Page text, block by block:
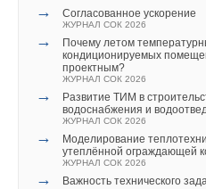
→ Согласованное ускорение
ЖУРНАЛ СОК 2026
→
Почему летом
кондиционируемых
проектным?
ЖУРНАЛ СОК 2026
→
Развитие ТИМ в
водоснабжения и
ЖУРНАЛ СОК 2026
→
Моделирование
утеплённой ограждающей
ЖУРНАЛ СОК 2026
→
Важность технического
сокращению сроков
проекта и непосредственно
и повышению безопасности, а
участников проекта полным
необходимой для принятия
27 января 2021 года BIM
русскоязычным приложением,
приложений Autodesk App
компанией из стран СНГ,